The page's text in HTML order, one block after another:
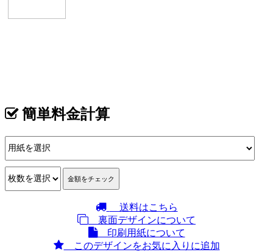
簡単料金計算
送料はこちら
裏面デザインについて
印刷用紙について
このデザインをお気に入りに追加